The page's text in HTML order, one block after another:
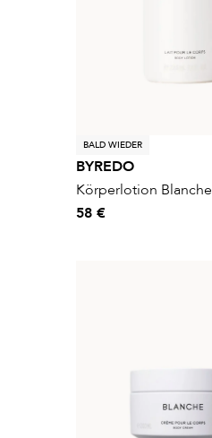
BALD WIEDER
BYREDO
Körperlotion Blanche
58 €